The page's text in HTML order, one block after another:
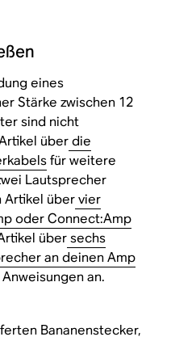
eines
Stärke zwischen 12
sind nicht
überdie
für weitere
Lautsprecher
Artikel übervier
oder Connect:Amp
übersechs
an deinen Amp
an.
Bananenstecker,